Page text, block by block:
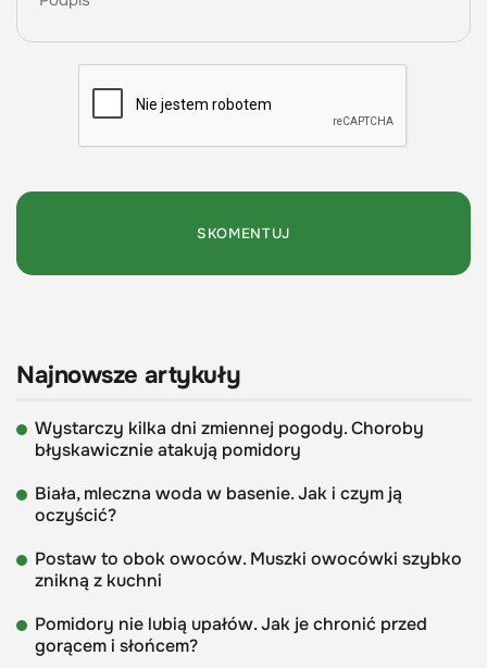
Najnowsze artykuły
Wystarczy kilka dni zmiennej pogody. Choroby
błyskawicznie atakują pomidory
Biała, mleczna woda w basenie. Jak i czym ją
oczyścić?
Postaw to obok owoców. Muszki owocówki szybko
znikną z kuchni
Pomidory nie lubią upałów. Jak je chronić przed
gorącem i słońcem?